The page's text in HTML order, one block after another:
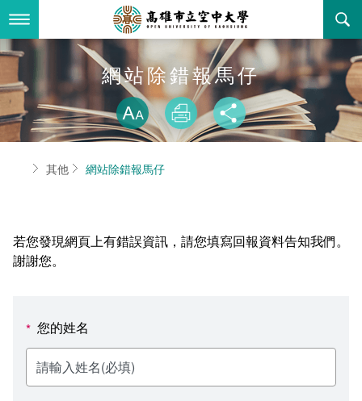
到
要
內最新消息
全部公告
教務公告
學系公告
活動研習
歷史訊息
新聞媒體專區
關於本校
空大簡介
立案證明
空大有利的學習條件
環境設備
本校位置
資訊圖像化專區
活動花絮
影音資訊
行政單位
行政單位簡介
校長室
教務處課務組
學習指導中心
學術單位
通識教育中心
法律學系
大眾傳播學系
其他好站
資訊相關法規
校務資訊
新生報名
在學資訊
校務系統
校內系統
網站除錯報馬仔
略過字型切
放大
列印 分享
首頁其他 網站除錯報馬仔
若您發現網頁上有錯誤資訊，請您填寫回報資料告知我們。
謝謝您。
* 您的姓名